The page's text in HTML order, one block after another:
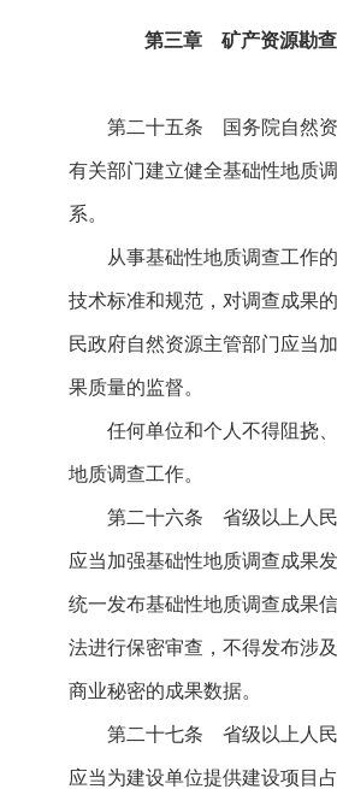
第三章 矿产资源勘
第二十五条 国务院自然
有关部门建立健全基础性地质
系。
从事基础性地质调查工作
技术标准和规范，对调查成果
民政府自然资源主管部门应当
果质量的监督。
任何单位和个人不得阻挠
地质调查工作。
第二十六条 省级以上人
应当加强基础性地质调查成果
统一发布基础性地质调查成果
法进行保密审查，不得发布涉
商业秘密的成果数据。
第二十七条 省级以上人
应当为建设单位提供建设项目